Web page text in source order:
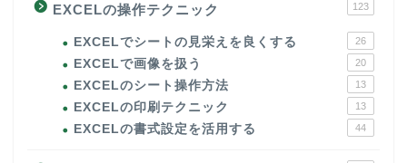
EXCELの操作テクニック 123
EXCELでシートの見栄えを良くする 26
EXCELで画像を扱う 20
EXCELのシート操作方法 13
EXCELの印刷テクニック 13
EXCELの書式設定を活用する 44